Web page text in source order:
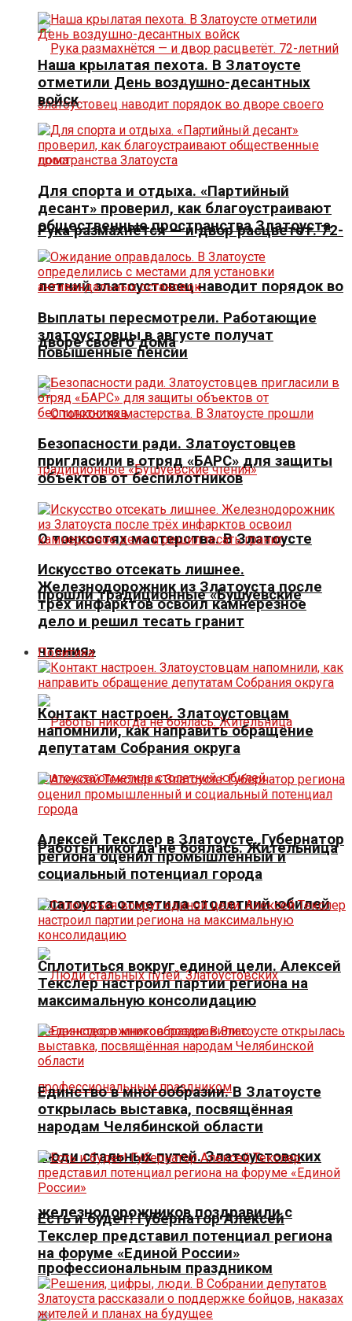
Рука размахнётся — и двор расцветёт. 72-
летний златоустовец наводит порядок во
дворе своего дома
О тонкостях мастерства. В Златоусте
прошли традиционные «Бушуевские
чтения»
Работы никогда не боялась. Жительница
Златоуста отметила столетний юбилей
Люди стальных путей. Златоустовских
железнодорожников поздравили с
профессиональным праздником
Наша крылатая пехота. В Златоусте
отметили День воздушно-десантных
войск
Для спорта и отдыха. «Партийный
десант» проверил, как благоустраивают
общественные пространства Златоуста
Выплаты пересмотрели. Работающие
златоустовцы в августе получат
повышенные пенсии
Безопасности ради. Златоустовцев
пригласили в отряд «БАРС» для защиты
объектов от беспилотников
Искусство отсекать лишнее.
Железнодорожник из Златоуста после
трёх инфарктов освоил камнерезное
дело и решил тесать гранит
Политика
Контакт настроен. Златоустовцам
напомнили, как направить обращение
депутатам Собрания округа
Алексей Текслер в Златоусте. Губернатор
региона оценил промышленный и
социальный потенциал города
Сплотиться вокруг единой цели. Алексей
Текслер настроил партии региона на
максимальную консолидацию
Единство в многообразии. В Златоусте
открылась выставка, посвящённая
народам Челябинской области
Есть и будет! Губернатор Алексей
Текслер представил потенциал региона
на форуме «Единой России»